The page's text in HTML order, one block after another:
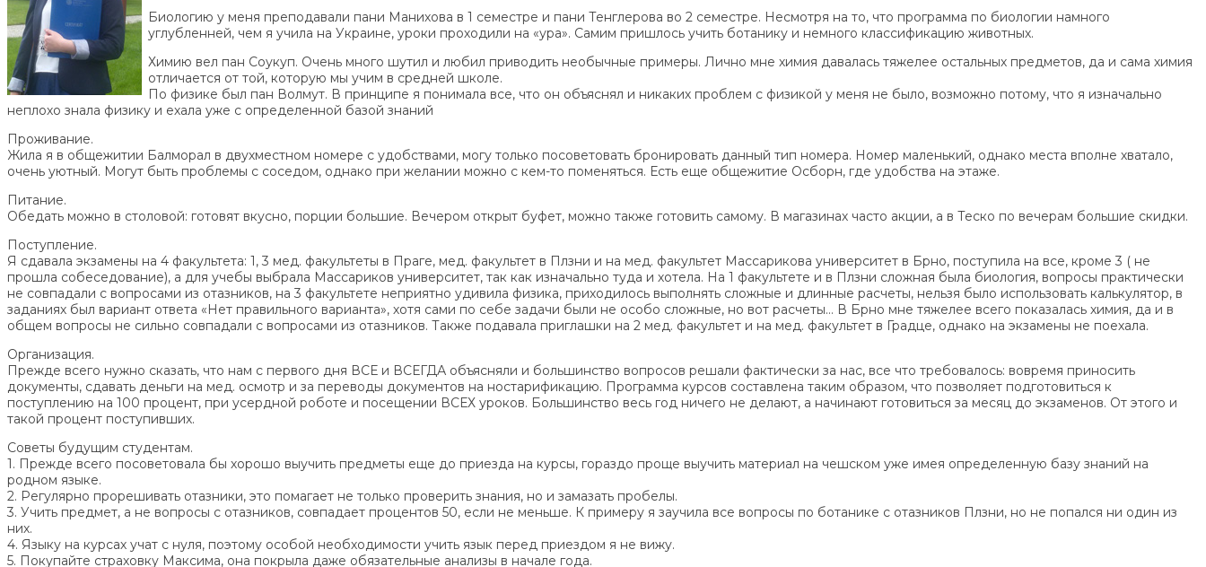
Биологию у меня преподавали пани Манихова в 1 семестре и пани Тенглерова во 2 семестре. Несмотря на то, что программа по биологии намного
углубленней, чем я учила на Украине, уроки проходили на «ура». Самим пришлось учить ботанику и немного классификацию животных.
Химию вел пан Соукуп. Очень много шутил и любил приводить необычные примеры. Лично мне химия давалась тяжелее остальных предметов, да и сама химия
отличается от той, которую мы учим в средней школе.
По физике был пан Волмут. В принципе я понимала все, что он объяснял и никаких проблем с физикой у меня не было, возможно потому, что я изначально
неплохо знала физику и ехала уже с определенной базой знаний
Проживание.
Жила я в общежитии Балморал в двухместном номере с удобствами, могу только посоветовать бронировать данный тип номера. Номер маленький, однако места вполне хватало,
очень уютный. Могут быть проблемы с соседом, однако при желании можно с кем-то поменяться. Есть еще общежитие Осборн, где удобства на этаже.
Питание.
Обедать можно в столовой: готовят вкусно, порции большие. Вечером открыт буфет, можно также готовить самому. В магазинах часто акции, а в Теско по вечерам большие скидки.
Поступление.
Я сдавала экзамены на 4 факультета: 1, 3 мед. факультеты в Праге, мед. факультет в Плзни и на мед. факультет Массарикова университет в Брно, поступила на все, кроме 3 ( не
прошла собеседование), а для учебы выбрала Массариков университет, так как изначально туда и хотела. На 1 факультете и в Плзни сложная была биология, вопросы практически
не совпадали с вопросами из отазников, на 3 факультете неприятно удивила физика, приходилось выполнять сложные и длинные расчеты, нельзя было использовать калькулятор, в
заданиях был вариант ответа «Нет правильного варианта», хотя сами по себе задачи были не особо сложные, но вот расчеты… В Брно мне тяжелее всего показалась химия, да и в
общем вопросы не сильно совпадали с вопросами из отазников. Также подавала приглашки на 2 мед. факультет и на мед. факультет в Градце, однако на экзамены не поехала.
Организация.
Прежде всего нужно сказать, что нам с первого дня ВСЕ и ВСЕГДА объясняли и большинство вопросов решали фактически за нас, все что требовалось: вовремя приносить
документы, сдавать деньги на мед. осмотр и за переводы документов на ностарификацию. Программа курсов составлена таким образом, что позволяет подготовиться к
поступлению на 100 процент, при усердной роботе и посещении ВСЕХ уроков. Большинство весь год ничего не делают, а начинают готовиться за месяц до экзаменов. От этого и
такой процент поступивших.
Советы будущим студентам.
1. Прежде всего посоветовала бы хорошо выучить предметы еще до приезда на курсы, гораздо проще выучить материал на чешском уже имея определенную базу знаний на
родном языке.
2. Регулярно прорешивать отазники, это помагает не только проверить знания, но и замазать пробелы.
3. Учить предмет, а не вопросы с отазников, совпадает процентов 50, если не меньше. К примеру я заучила все вопросы по ботанике с отазников Плзни, но не попался ни один из
них.
4. Языку на курсах учат с нуля, поэтому особой необходимости учить язык перед приездом я не вижу.
5. Покупайте страховку Максима, она покрыла даже обязательные анализы в начале года.